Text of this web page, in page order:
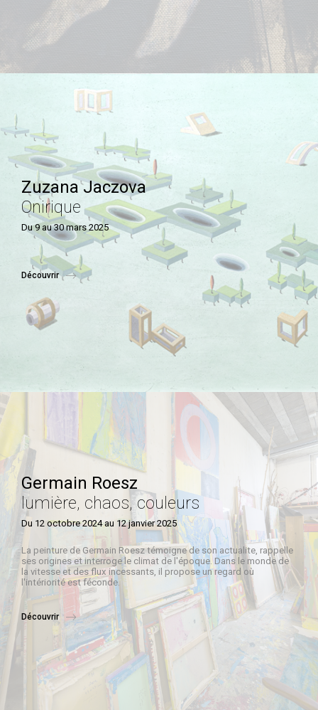
Zuzana Jaczova
Onirique
Du 9 au 30 mars 2025
Découvrir
Germain Roesz
lumière, chaos, couleurs
Du 12 octobre 2024 au 12 janvier 2025
La peinture de Germain Roesz témoigne de son actualite, rappelle
ses origines et interroge le climat de l'époque. Dans le monde de
la vitesse et des flux incessants, il propose un regard où
l'intériorité est féconde.
Découvrir